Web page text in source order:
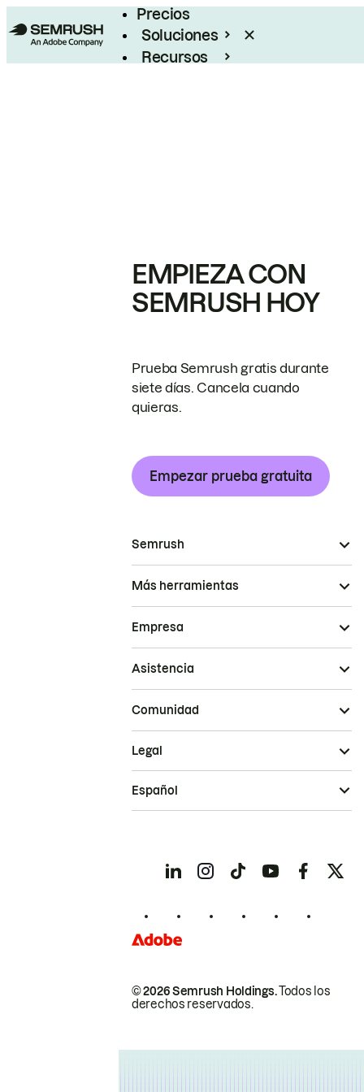
Precios
Soluciones
Recursos
EMPIEZA CON
SEMRUSH HOY
Prueba Semrush gratis durante
siete días. Cancela cuando
quieras.
Empezar prueba gratuita
Semrush
Más herramientas
Empresa
Asistencia
Comunidad
© 2026 Semrush Holdings.Todos los
derechos reservados.
Legal
Español